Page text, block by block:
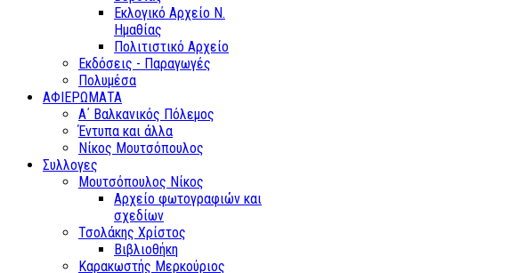
Εκλογικό Αρχείο Ν.
Ημαθίας
Πολιτιστικό Αρχείο
Εκδόσεις - Παραγωγές
Πολυμέσα
ΑΦΙΕΡΩΜΑΤΑ
Α΄ Βαλκανικός Πόλεμος
Έντυπα και άλλα
Νίκος Μουτσόπουλος
Συλλογες
Μουτσόπουλος Νίκος
Αρχείο φωτογραφιών και
σχεδίων
Τσολάκης Χρίστος
Βιβλιοθήκη
Καρακωστής Μερκούριος